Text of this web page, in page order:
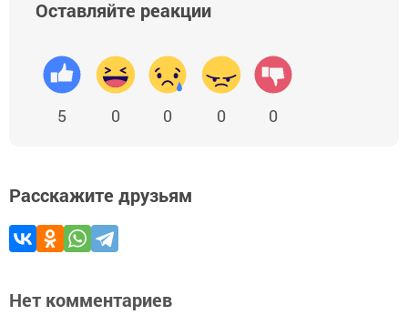
Оставляйте реакции
5 0 0 0 0
Расскажите друзьям
Нет комментариев